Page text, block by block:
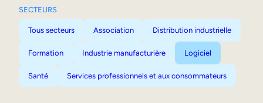
SECTEURS
Tous secteurs Association Distribution industrielle
Formation Industrie manufacturière Logiciel
Santé Services professionnels et aux consommateurs